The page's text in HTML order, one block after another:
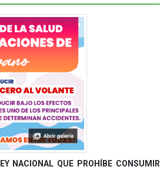
NACIONAL QUE PROHÍBE CONSUMIR